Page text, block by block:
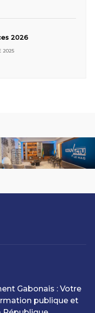
2026
2025
Gabonais : Votre
publique et